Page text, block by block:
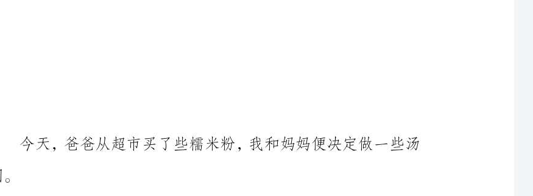
水不能多也不能少，还要使劲揉。弄好后我抢先捏了一些粉团，